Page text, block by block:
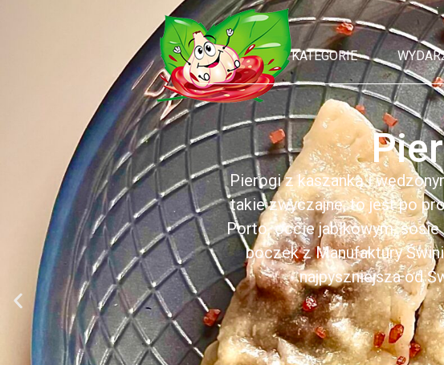
KATEGORIE
Pierogi z kaszanką i
takie zwyczajne, to jest po
Porto, occie jabłkowym,
boczek z Manufaktury
najpyszniejsza od